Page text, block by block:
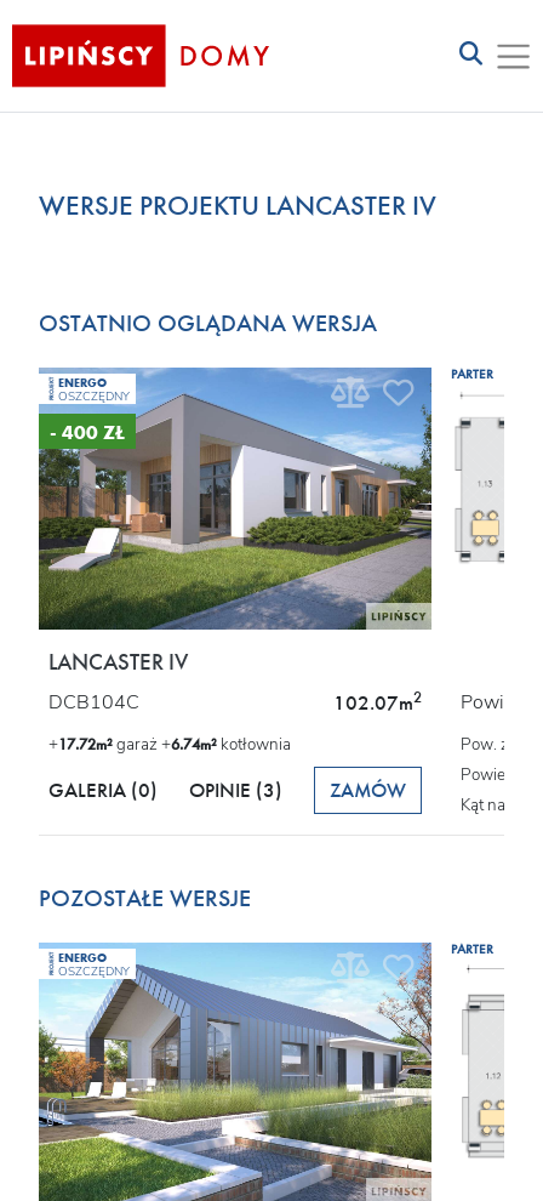
WERSJE PROJEKTU LANCASTER IV
OSTATNIO OGLĄDANA WERSJA
PROJEKT ENERGO
OSZCZĘDNY
- 400 ZŁ
PARTER
LANCASTER IV
DCB104C 102.07m2
+17.72m²garaż +6.74m² kotłownia
GALERIA (0) OPINIE (3) ZAMÓW
Pow.
Kąt
POZOSTAŁE WERSJE
PROJEKT ENERGO
OSZCZĘDNY
PARTER